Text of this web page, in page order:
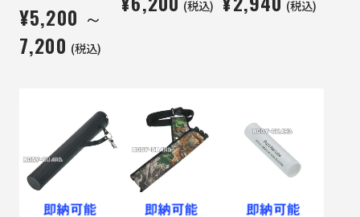
¥5,200 ～
7,200 (税込)
(税込) (税込)